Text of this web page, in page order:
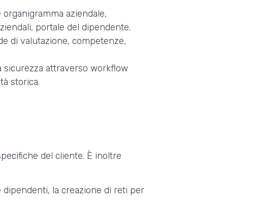
aziendale,
portale del dipendente.
di valutazione, competenze,
sicurezza attraverso workflow
storica.
del cliente. È inoltre
dipendenti, la creazione di reti per